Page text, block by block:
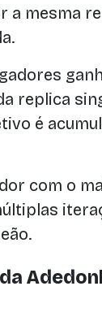
a mesma
replica
é
com o